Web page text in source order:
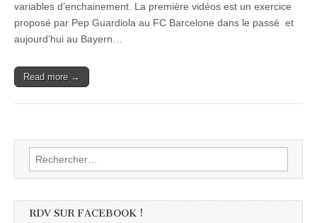
variables d’enchainement. La première vidéos est un exercice
proposé par Pep Guardiola au FC Barcelone dans le passé et
aujourd’hui au Bayern…
Read more →
Rechercher :
RDV SUR FACEBOOK !